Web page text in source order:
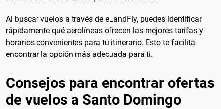
Al buscar vuelos a través de eLandFly, puedes identificar
rápidamente qué aerolíneas ofrecen las mejores tarifas y
horarios convenientes para tu itinerario. Esto te facilita
encontrar la opción más adecuada para ti.
Consejos para encontrar ofertas
de vuelos a Santo Domingo